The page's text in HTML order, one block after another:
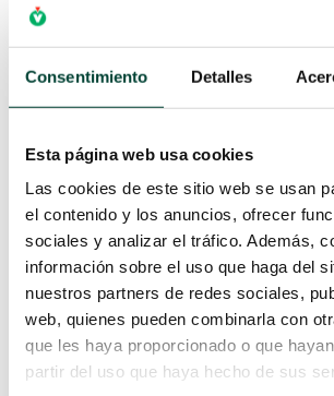
Consentimiento Detalles
Esta página web usa cookies
Las cookies de este sitio web se usan
el contenido y los anuncios, ofrecer
sociales y analizar el tráfico. Además,
información sobre el uso que haga del
nuestros partners de redes sociales,
web, quienes pueden combinarla con
que les haya proporcionado o que
partir del uso que haya hecho de sus